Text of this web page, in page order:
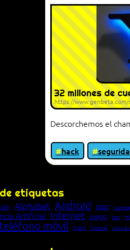
32 millones de
https://www.genbeta.com/
Descorchemos el
hack
etiquetas
Alphabet Android app
Artificial Internet juego lista
teléfono móvil truco tutorial Unión